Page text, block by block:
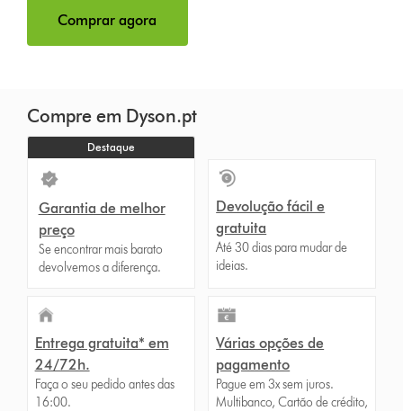
Comprar agora
Compre em Dyson.pt
Destaque
Garantia de melhor
preço
Se encontrar mais barato
devolvemos a diferença.
Devolução fácil e
gratuita
Até 30 dias para mudar de
ideias.
Entrega gratuita* em
24/72h.
Faça o seu pedido antes das
16:00.
Várias opções de
pagamento
Pague em 3x sem juros.
Multibanco, Cartão de crédito,